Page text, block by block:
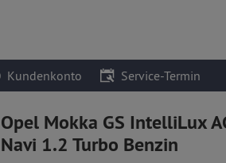
Kundenkonto Service-Termin
Opel Mokka GS IntelliLux
Navi 1.2 Turbo Benzin